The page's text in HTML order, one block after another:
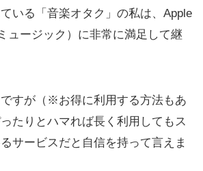
いる「音楽オタク」の私は、Apple
ュージック）に非常に満足して継
すが（※お得に利用する方法もあ
たりとハマれば長く利用してもス
サービスだと自信を持って言えま